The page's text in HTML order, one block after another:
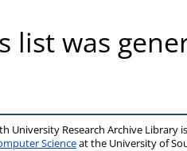
list was
University Research Archive Library
Scienceat the University of